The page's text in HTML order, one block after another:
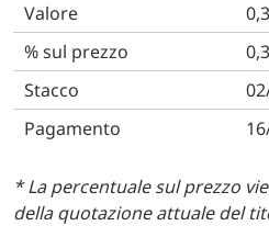
* La percentuale sul prezzo
della quotazione attuale del